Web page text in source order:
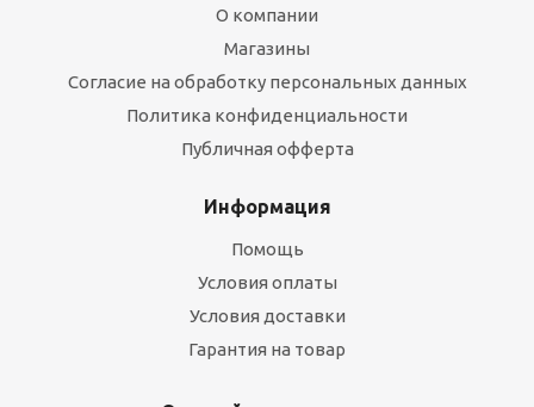
О компании
Магазины
Согласие на обработку персональных данных
Политика конфиденциальности
Публичная офферта
Информация
Помощь
Условия оплаты
Условия доставки
Гарантия на товар